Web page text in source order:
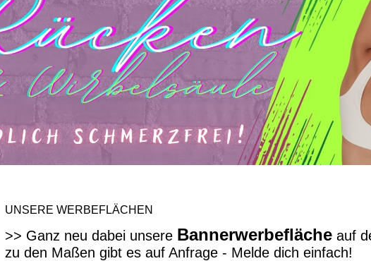
UNSERE WERBEFLÄCHEN
>> Ganz neu dabei unsere Bannerwerbefläche auf
zu den Maßen gibt es auf Anfrage - Melde dich einfach!